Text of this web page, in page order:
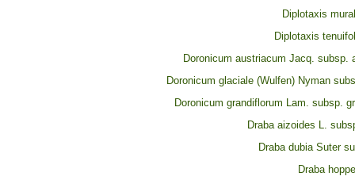
Diplotaxis
Diplotaxis
Doronicum austriacum Jacq. subsp.
Doronicum glaciale (Wulfen) Nyman
Doronicum grandiflorum Lam. subsp.
Draba aizoides L.
Draba dubia Suter
Draba